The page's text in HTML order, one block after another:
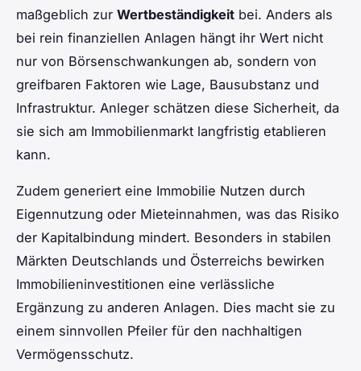
maßgeblich zur Wertbeständigkeit bei. Anders als
bei rein finanziellen Anlagen hängt ihr Wert nicht
nur von Börsenschwankungen ab, sondern von
greifbaren Faktoren wie Lage, Bausubstanz und
Infrastruktur. Anleger schätzen diese Sicherheit, da
sie sich am Immobilienmarkt langfristig etablieren
kann.
Zudem generiert eine Immobilie Nutzen durch
Eigennutzung oder Mieteinnahmen, was das Risiko
der Kapitalbindung mindert. Besonders in stabilen
Märkten Deutschlands und Österreichs bewirken
Immobilieninvestitionen eine verlässliche
Ergänzung zu anderen Anlagen. Dies macht sie zu
einem sinnvollen Pfeiler für den nachhaltigen
Vermögensschutz.